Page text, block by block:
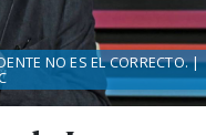
NO ES EL CORRECTO. |